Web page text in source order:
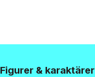
Figurer & karaktärer